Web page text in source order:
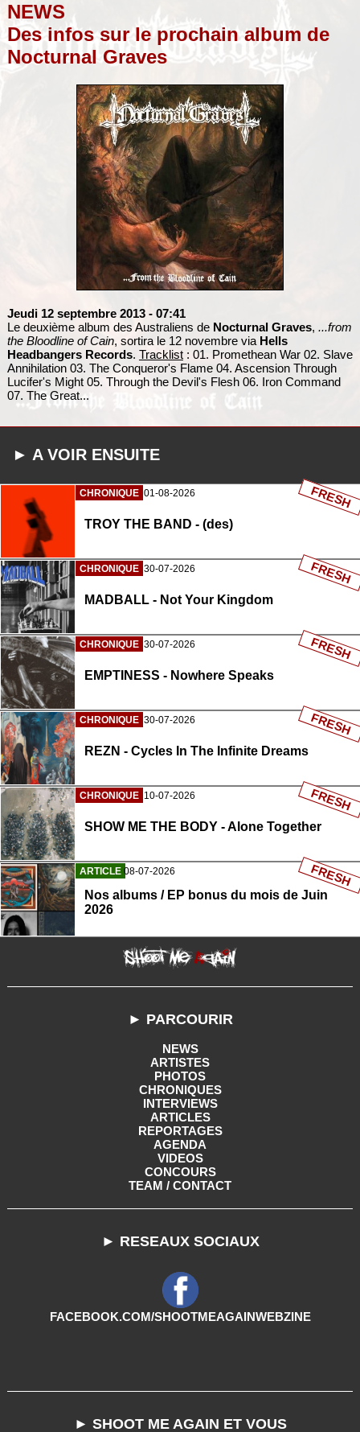
NEWS
Des infos sur le prochain album de
Nocturnal Graves
Jeudi 12 septembre 2013 - 07:41
Le deuxième album des Australiens de Nocturnal Graves, .​.​.​from
the Bloodline of Cain, sortira le 12 novembre via Hells
Headbangers Records. Tracklist: 01. Promethean War 02. Slave
Annihilation 03. The Conqueror's Flame 04. Ascension Through
Lucifer's Might 05. Through the Devil's Flesh 06. Iron Command
07. The Great...
► A VOIR ENSUITE
CHRONIQUE 01-08-2026
TROY THE BAND - (des)
FRESH
CHRONIQUE 30-07-2026
MADBALL - Not Your Kingdom
FRESH
CHRONIQUE 30-07-2026
EMPTINESS - Nowhere Speaks
FRESH
CHRONIQUE 30-07-2026
REZN - Cycles In The Infinite Dreams
FRESH
CHRONIQUE 10-07-2026
SHOW ME THE BODY - Alone Together
FRESH
ARTICLE 08-07-2026
Nos albums / EP bonus du mois de Juin
2026
FRESH
► PARCOURIR
NEWS
ARTISTES
PHOTOS
CHRONIQUES
INTERVIEWS
ARTICLES
REPORTAGES
AGENDA
VIDEOS
CONCOURS
TEAM / CONTACT
► RESEAUX SOCIAUX
FACEBOOK.COM/SHOOTMEAGAINWEBZINE
► SHOOT ME AGAIN ET VOUS